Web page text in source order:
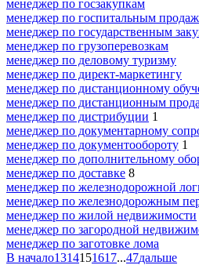
менеджер по госзакупкам
менеджер по госпитальным
менеджер по государственным
менеджер по грузоперевозкам
менеджер по деловому туризму
менеджер по директ-маркетингу
менеджер по дистанционному
менеджер по дистанционным
менеджер по дистрибуции 1
менеджер по документарному
менеджер по документообороту 1
менеджер по дополнительному
менеджер по доставке 8
менеджер по железнодорожной
менеджер по железнодорожным
менеджер по жилой недвижимости
менеджер по загородной
менеджер по заготовке лома
В начало1314151617...47дальше